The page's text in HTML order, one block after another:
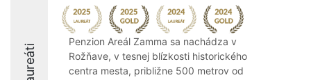
Laureáti
Penzion Areál Zamma sa nachádza v
Rožňave, v tesnej blízkosti historického
centra mesta, približne 500 metrov od